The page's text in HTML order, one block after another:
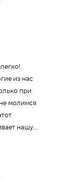
из нас
при
молимся
нашу...